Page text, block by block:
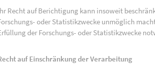
Recht auf Berichtigung kann insoweit
oder Statistikzwecke unmöglich
der Forschungs- oder Statistikzwecke
auf Einschränkung der Verarbeitung